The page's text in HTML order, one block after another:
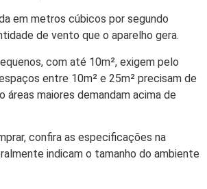
em metros cúbicos por segundo
de vento que o aparelho gera.
com até 10m², exigem pelo
entre 10m² e 25m² precisam de
áreas maiores demandam acima de
confira as especificações na
indicam o tamanho do ambiente